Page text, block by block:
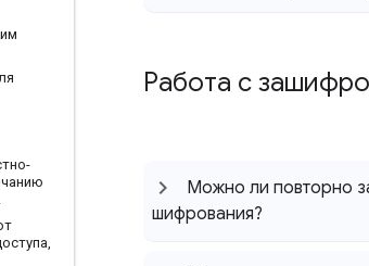
.
,
Работа с
Можно ли повторно
шифрования?